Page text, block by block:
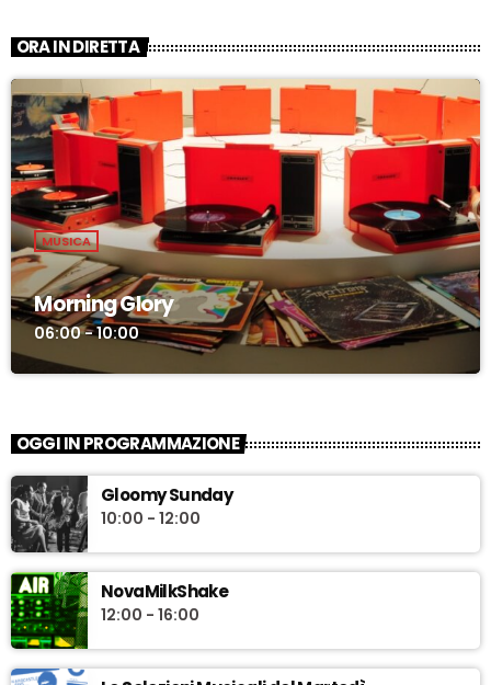
ORA IN DIRETTA
MUSICA
Morning Glory
06:00 - 10:00
OGGI IN PROGRAMMAZIONE
Gloomy Sunday
10:00 - 12:00
NovaMilkShake
12:00 - 16:00